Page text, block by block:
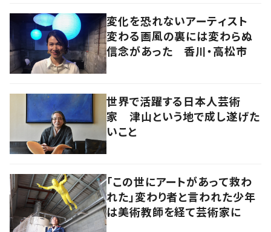
変化を恐れないアーティスト
変わる画風の裏には変わらぬ
信念があった 香川・高松市
世界で活躍する日本人芸術
家 津山という地で成し遂げた
いこと
「この世にアートがあって救わ
れた」変わり者と言われた少年
は美術教師を経て芸術家に